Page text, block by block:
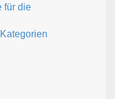
für die